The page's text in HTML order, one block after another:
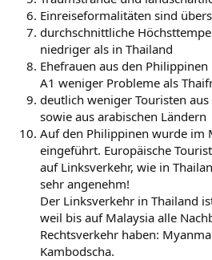
Einreiseformalitäten sind
durchschnittliche
niedriger als in Thailand
Ehefrauen aus den
A1 weniger Probleme als
deutlich weniger Touristen aus
sowie aus arabischen Ländern
Auf den Philippinen wurde im
eingeführt. Europäische
auf Linksverkehr, wie in
sehr angenehm!
Der Linksverkehr in Thailand
weil bis auf Malaysia alle
Rechtsverkehr haben:
Kambodscha.